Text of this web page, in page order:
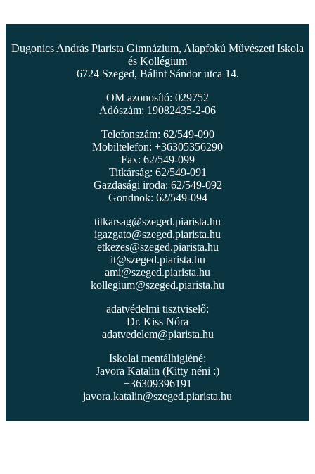
Dugonics András Piarista Gimnázium, Alapfokú Művészeti Iskola
és Kollégium
6724 Szeged, Bálint Sándor utca 14.
OM azonosító: 029752
Adószám: 19082435-2-06
Telefonszám: 62/549-090
Mobiltelefon: +36305356290
Fax: 62/549-099
Titkárság: 62/549-091
Gazdasági iroda: 62/549-092
Gondnok: 62/549-094
titkarsag@szeged.piarista.hu
igazgato@szeged.piarista.hu
etkezes@szeged.piarista.hu
it@szeged.piarista.hu
ami@szeged.piarista.hu
kollegium@szeged.piarista.hu
adatvédelmi tisztviselő:
Dr. Kiss Nóra
adatvedelem@piarista.hu
Iskolai mentálhigiéné:
Javora Katalin (Kitty néni :)
+36309396191
javora.katalin@szeged.piarista.hu